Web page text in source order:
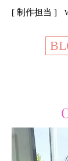
[ 制作担当 ]